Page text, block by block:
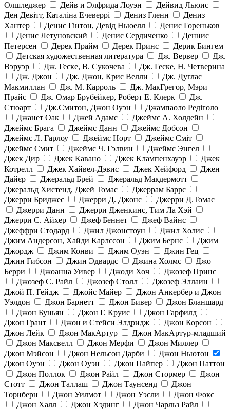
Олшледжер
Дейв и Элфрида Лоуэн
Дейвид Льюис
Ден Девітт, Каталіна Ечеверрі
Дениз Гленн
Дениз
Хантер
Денис Гінтон, Девід Ньюелл
Денис Гореньков
Денис Летуновский
Денис Сердиченко
Деннис
Петерсен
Дерек Прайм Дерек Принс
Дерик Бингем
Детская художественная литература
Дж. Вервер
Дж.
Вэруэр
Дж. Геске, В. Сукочева
Дж. Геске, Н. Четверина
Дж. Джон
Дж. Джон, Крис Велли
Дж. Дуглас
Макмиллан
Дж. М. Карроль
Дж. МакГрегор, Мэри
Прайс
Дж. Омар Брубейкер, Роберт Е. Клерк
Дж.
Стюарт
Дж.Смитон, Джон Оуэн
Джампаоло Редіголо
Джанет Оак
Джей Адамс
Джеймс А. Холдейн
Джеймс Брага
Джеймс Данн
Джеймс Добсон
Джеймс Л. Гарлоу
Джеймс Норт
Джеймс Сміт
Джеймс Смит
Джеймс Ч. Гэлвин
Джеймс Энгел
Джек Дир
Джек Кавано Джек Клампенхауэр
Джек
Котрелл
Джек Хайвел-Дэвис Джек Хейфорд
Джен
Дайєр
Джеральд Брей
Джеральд Макдермотт
Джеральд Хистенд, Джей Томас
Джеррам Баррс
Джерри Бриджес
Джерри Д. Джонс
Джерри Д.Томас
Джерри Данн
Джерри Дженкинс, Тим Ла Хэй
Джерри С. Айхер
Джеф Беннет
Джеф Вайнс
Джеффри Стодард
Джил Джонстоун
Джил Холис
Джим Андерсон, Хайди Карлссон
Джим Бернс
Джим
Джордж
Джим Конви Джим Оуэн
Джин Гец
Джин Гибсон
Джин Эдвардс Джина Холмс
Джо
Берри
Джоанна Уивер Джоди Хоч
Джозеф Принс
Джозеф С. Райл
Джозеф Столл
Джозеф Эллаин
Джой П. Гейдж
Джойс Майер
Джон Анкербер и Джон
Уэлдон
Джон Барнетт Джон Бивер
Джон Бланшард
Джон Буньян
Джон Г. Круис
Джон Гарфилд
Джон Грант
Джон и Стейси Элдридж
Джон Корсон
Джон Лейк
Джон МакАртур
Джон МакАртур-младший
Джон Максвелл
Джон Мерфи
Джон Миллер
Джон Мэйсон
Джон Нельсон Дарби
Джон Ньютон
Джон Оуэн
Джон Оуэн Джон Пайпер
Джон Паттон
Джон Поллок
Джон Райл Джон Стормер
Джон
Стотт
Джон Таллаш Джон Таунсенд
Джон
Торнберн
Джон Уилмот Джон Уэсли
Джон Фокс
Джон Халл
Джон Хэдинг
Джон Чарльз Райл